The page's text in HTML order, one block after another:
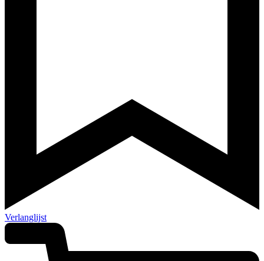
Verlanglijst